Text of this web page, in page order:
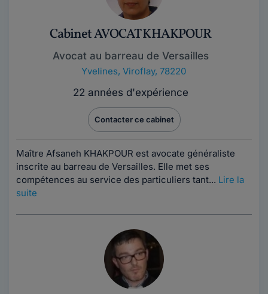
Cabinet AVOCAT KHAKPOUR
Avocat au barreau de Versailles
Yvelines, Viroflay, 78220
22 années d'expérience
Contacter ce cabinet
Maître Afsaneh KHAKPOUR est avocate généraliste
inscrite au barreau de Versailles. Elle met ses
compétences au service des particuliers tant... Lire la
suite